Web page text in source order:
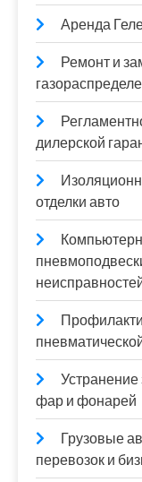
Аренда
Ремонт и
дилерской
отделки авто
фар и фонарей
Грузовые
перевозок и